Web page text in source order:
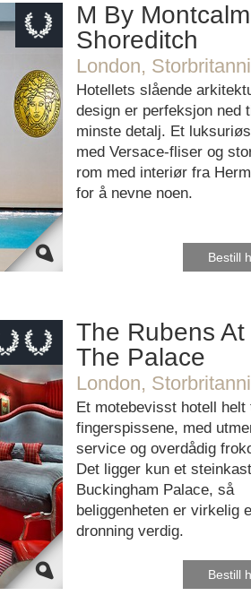
M By Montcalm
Shoreditch
London,
Hotellets slående
design er perfeksjon ned
minste detalj. Et
med Versace-fliser og
rom med interiør fra
for å nevne noen.
Bestill
The Rubens At
The Palace
London,
Et motebevisst hotell helt
fingerspissene, med
service og overdådig
Det ligger kun et
Buckingham Palace, så
beliggenheten er virkelig
dronning verdig.
Bestill